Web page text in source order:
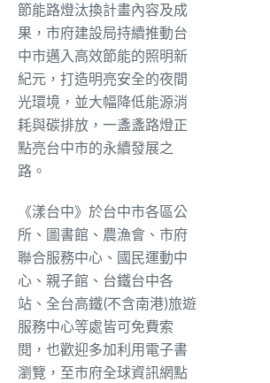
節能路燈汰換計畫內容及成
果，市府建設局持續推動台
中市邁入高效節能的照明新
紀元，打造明亮安全的夜間
光環境，並大幅降低能源消
耗與碳排放，一盞盞路燈正
點亮台中市的永續發展之
路。
《漾台中》於台中市各區公
所、圖書館、農漁會、市府
聯合服務中心、國民運動中
心、親子館、台鐵台中各
站、全台高鐵(不含南港)旅遊
服務中心等處皆可免費索
閱，也歡迎多加利用電子書
瀏覽，至市府全球資訊網點